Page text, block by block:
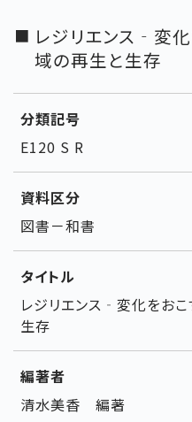
レジリエンス‐変
域の再生と生存
分類記号
E120 S R
資料区分
図書－和書
タイトル
レジリエンス‐変化をお
生存
編著者
清水美香 編著